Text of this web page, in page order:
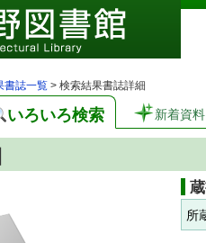
書誌一覧 > 検索結果書誌詳細
いろいろ検索 新着資料
所